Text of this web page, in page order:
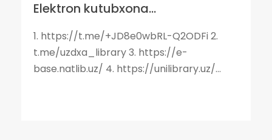
Elektron kutubxona...
1. https://t.me/+JD8e0wbRL-Q2ODFi 2.
t.me/uzdxa_library 3. https://e-
base.natlib.uz/ 4. https://unilibrary.uz/...